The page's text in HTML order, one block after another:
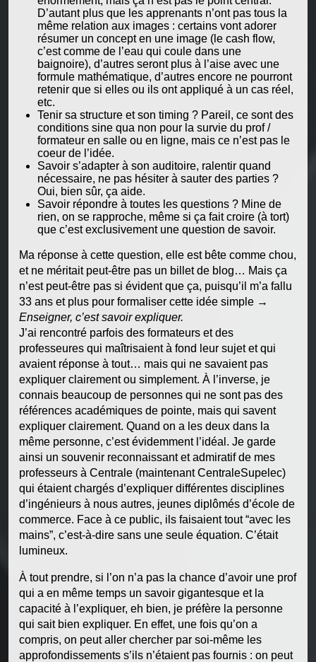
D’autant plus que les apprenants n’ont pas tous la
même relation aux images : certains vont adorer
résumer un concept en une image (le cash flow,
c’est comme de l’eau qui coule dans une
baignoire), d’autres seront plus à l’aise avec une
formule mathématique, d’autres encore ne pourront
retenir que si elles ou ils ont appliqué à un cas réel,
etc.
Tenir sa structure et son timing ? Pareil, ce sont des
conditions sine qua non pour la survie du prof /
formateur en salle ou en ligne, mais ce n’est pas le
coeur de l’idée.
Savoir s’adapter à son auditoire, ralentir quand
nécessaire, ne pas hésiter à sauter des parties ?
Oui, bien sûr, ça aide.
Savoir répondre à toutes les questions ? Mine de
rien, on se rapproche, même si ça fait croire (à tort)
que c’est exclusivement une question de savoir.
Ma réponse à cette question, elle est bête comme chou,
et ne méritait peut-être pas un billet de blog… Mais ça
n’est peut-être pas si évident que ça, puisqu’il m’a fallu
33 ans et plus pour formaliser cette idée simple →
Enseigner, c’est savoir expliquer.
J’ai rencontré parfois des formateurs et des
professeures qui maîtrisaient à fond leur sujet et qui
avaient réponse à tout… mais qui ne savaient pas
expliquer clairement ou simplement. À l’inverse, je
connais beaucoup de personnes qui ne sont pas des
références académiques de pointe, mais qui savent
expliquer clairement. Quand on a les deux dans la
même personne, c’est évidemment l’idéal. Je garde
ainsi un souvenir reconnaissant et admiratif de mes
professeurs à Centrale (maintenant CentraleSupelec)
qui étaient chargés d’expliquer différentes disciplines
d’ingénieurs à nous autres, jeunes diplômés d’école de
commerce. Face à ce public, ils faisaient tout “avec les
mains”, c’est-à-dire sans une seule équation. C’était
lumineux.
À tout prendre, si l’on n’a pas la chance d’avoir une prof
qui a en même temps un savoir gigantesque et la
capacité à l’expliquer, eh bien, je préfère la personne
qui sait bien expliquer. En effet, une fois qu’on a
compris, on peut aller chercher par soi-même les
approfondissements s’ils n’étaient pas fournis : on peut